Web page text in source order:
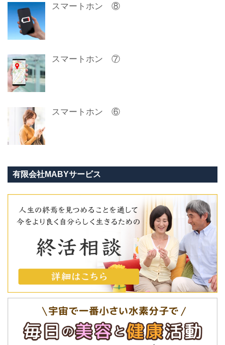
スマートホン ⑧
スマートホン ⑦
スマートホン ⑥
有限会社MABYサービス